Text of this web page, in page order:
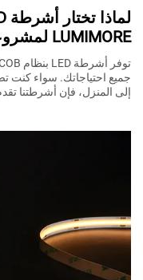
LUMIMORE لمشروعك القادم
جميع احتياجاتك. سواء كنت
إلى المنزل، فإن أشرطتنا